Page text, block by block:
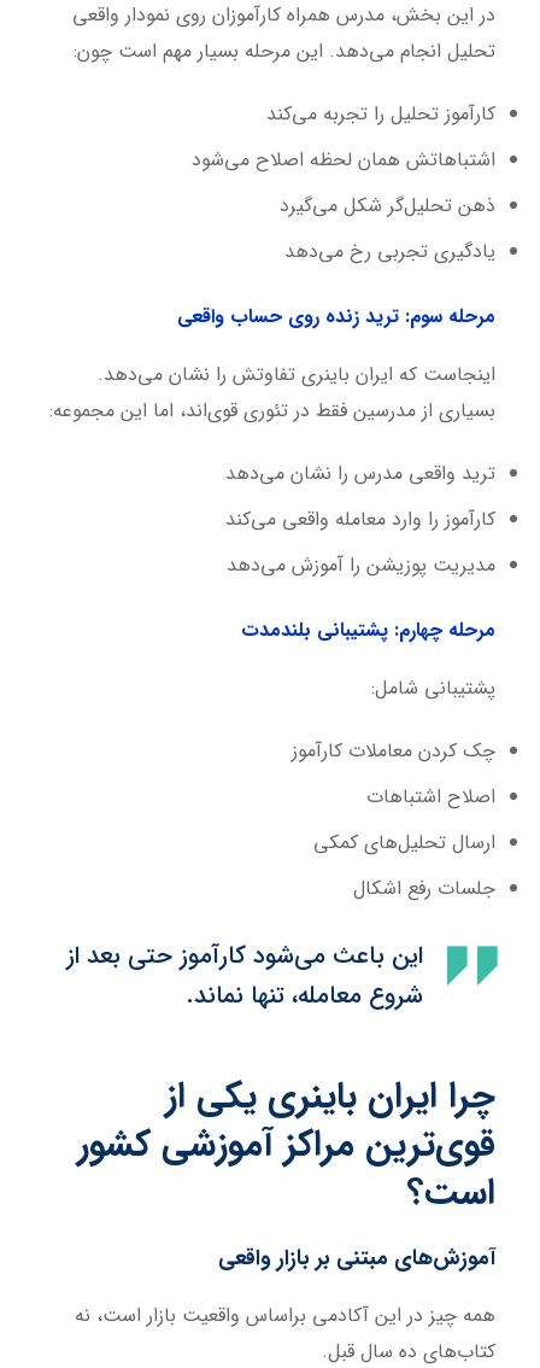
در این بخش، مدرس همراه کارآموزان روی نمودار واقعی
تحلیل انجام می‌دهد. این مرحله بسیار مهم است چون:
کارآموز تحلیل را تجربه می‌کند
اشتباهاتش همان لحظه اصلاح می‌شود
ذهن تحلیل‌گر شکل می‌گیرد
یادگیری تجربی رخ می‌دهد
مرحله سوم: ترید زنده روی حساب واقعی
اینجاست که ایران باینری تفاوتش را نشان می‌دهد.
بسیاری از مدرسین فقط در تئوری قوی‌اند، اما این مجموعه:
ترید واقعی مدرس را نشان می‌دهد
کارآموز را وارد معامله واقعی می‌کند
مدیریت پوزیشن را آموزش می‌دهد
مرحله چهارم: پشتیبانی بلندمدت
پشتیبانی شامل:
چک کردن معاملات کارآموز
اصلاح اشتباهات
ارسال تحلیل‌های کمکی
جلسات رفع اشکال
این باعث می‌شود کارآموز حتی بعد از
شروع معامله، تنها نماند.
چرا ایران باینری یکی از
قوی‌ترین مراکز آموزشی کشور
است؟
آموزش‌های مبتنی بر بازار واقعی
همه چیز در این آکادمی براساس واقعیت بازار است، نه
کتاب‌های ده سال قبل.